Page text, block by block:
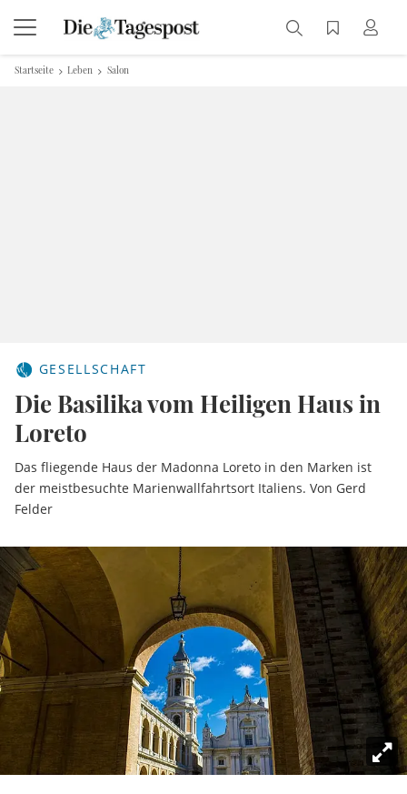
Startseite Leben Salon
GESELLSCHAFT
Die Basilika vom Heiligen Haus in
Loreto
Das fliegende Haus der Madonna Loreto in den Marken ist
der meistbesuchte Marienwallfahrtsort Italiens. Von Gerd
Felder